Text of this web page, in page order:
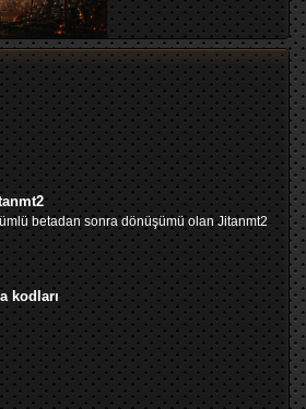
betadan sonra dönüşümü olan Jitanmt2
kodları